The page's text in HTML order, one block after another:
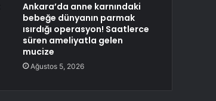
Ankara’da anne karnındaki
bebeğe dünyanın parmak
ısırdığı operasyon! Saatlerce
süren ameliyatla gelen
mucize
Ağustos 5, 2026